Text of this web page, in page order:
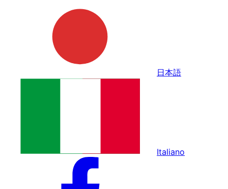
日本語
Italiano